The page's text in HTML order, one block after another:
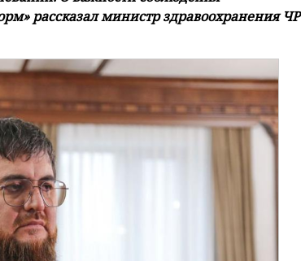
рассказал министр здравоохранения ЧР